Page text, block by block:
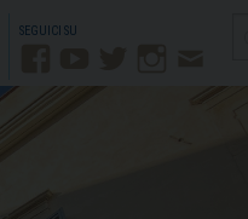
FacebookYouTube Instagram
Contatti